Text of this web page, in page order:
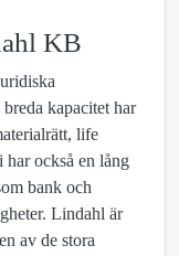
KB
kapacitet har
life
har också en lång
bank och
Lindahl är
av de stora